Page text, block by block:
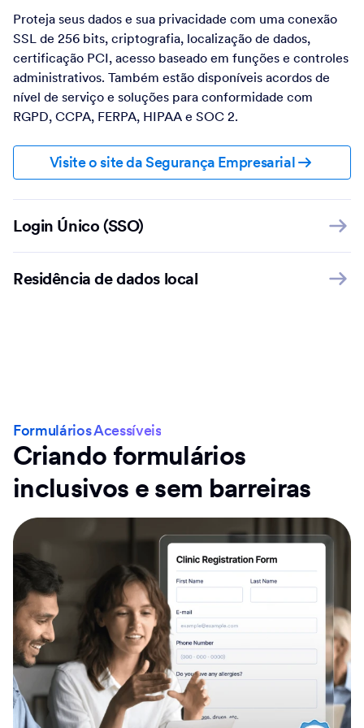
Proteja seus dados e sua privacidade com uma conexão
SSL de 256 bits, criptografia, localização de dados,
certificação PCI, acesso baseado em funções e controles
administrativos. Também estão disponíveis acordos de
nível de serviço e soluções para conformidade com
RGPD, CCPA, FERPA, HIPAA e SOC 2.
Visite o site da Segurança Empresarial
Login Único (SSO)
Residência de dados local
Formulários Acessíveis
Criando formulários
inclusivos e sem barreiras